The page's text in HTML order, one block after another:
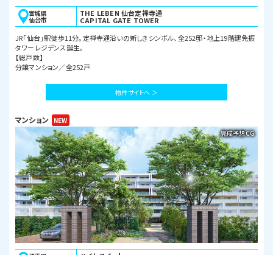
宮城県
仙台市
THE LEBEN 仙台定禅寺通
CAPITAL GATE TOWER
JR「仙台」駅徒歩11分。定禅寺通沿いの新しきシンボル、全252邸・地上19階建免振
タワーレジデンス誕生。
【総戸数】
分譲マンション／全252戸
物件サイトへ ＞
マンション
完成予想CG